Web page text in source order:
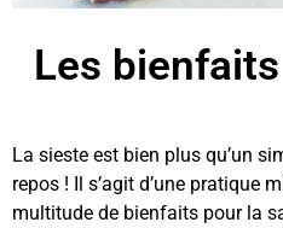
Les
La sieste est bien plus qu’un
repos ! Il s’agit d’une pratique
multitude de bienfaits pour la